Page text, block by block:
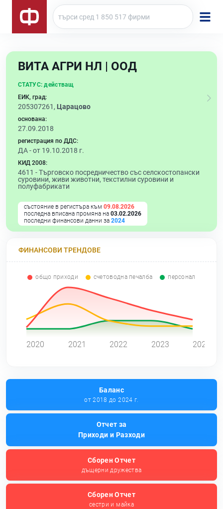
ВИТА АГРИ НЛ | ООД
СТАТУС: действащ
ЕИК, град:
205307261, Царацово
основана:
27.09.2018
регистрация по ДДС:
ДА - от 19.10.2018 г.
КИД 2008:
4611 -Търговско посредничество със селскостопански
суровини, живи животни, текстилни суровини и
полуфабрикати
състояние в регистъра към 09.08.2026
последна вписана промяна на 03.02.2026
последни финансови данни за 2024
ФИНАНСОВИ ТРЕНДОВЕ
общо приходи счетоводна печалба персонал
2020 2021 2022 2023 2024
Баланс
от 2018 до 2024 г.
Отчет за
Приходи и Разходи
Сборен Отчет
дъщерни дружества
Сборен Отчет
сестри и майка